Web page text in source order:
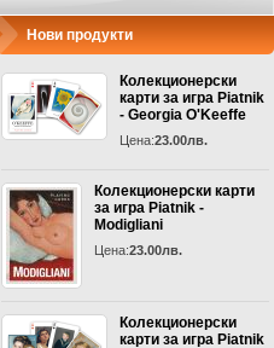
Нови продукти
Колекционерски
карти за игра Piatnik
- Georgia O'Keeffe
Цена:23.00лв.
Колекционерски карти
за игра Piatnik -
Modigliani
Цена:23.00лв.
Колекционерски
карти за игра Piatnik